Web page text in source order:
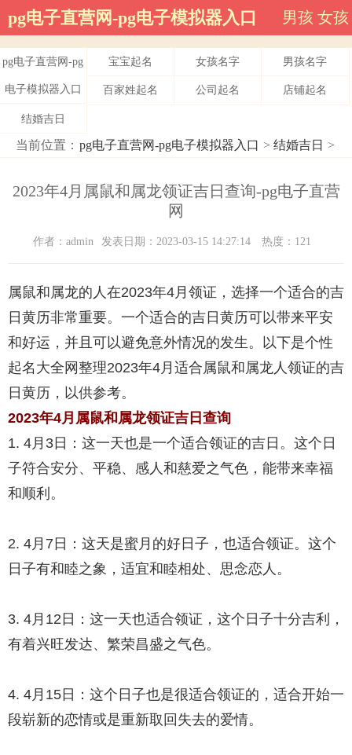
pg电子直营网-pg电子模拟器入口 男孩 女孩
pg电子直营网-pg
电子模拟器入口
宝宝起名 女孩名字 男孩名字
百家姓起名 公司起名 店铺起名
结婚吉日
当前位置： pg电子直营网-pg电子模拟器入口 > 结婚吉日 >
2023年4月属鼠和属龙领证吉日查询-pg电子直营
网
作者：admin 发表日期：2023-03-15 14:27:14 热度：121
属鼠和属龙的人在2023年4月领证，选择一个适合的吉
日黄历非常重要。一个适合的吉日黄历可以带来平安
和好运，并且可以避免意外情况的发生。以下是个性
起名大全网整理2023年4月适合属鼠和属龙人领证的吉
日黄历，以供参考。
2023年4月属鼠和属龙领证吉日查询
1. 4月3日：这一天也是一个适合领证的吉日。这个日
子符合安分、平稳、感人和慈爱之气色，能带来幸福
和顺利。
2. 4月7日：这天是蜜月的好日子，也适合领证。这个
日子有和睦之象，适宜和睦相处、思念恋人。
3. 4月12日：这一天也适合领证，这个日子十分吉利，
有着兴旺发达、繁荣昌盛之气色。
4. 4月15日：这个日子也是很适合领证的，适合开始一
段崭新的恋情或是重新取回失去的爱情。